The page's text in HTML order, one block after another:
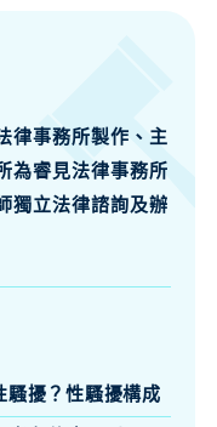
律事務所製作、主
為睿見法律事務所
獨立法律諮詢及辦
騷擾？性騷擾構成